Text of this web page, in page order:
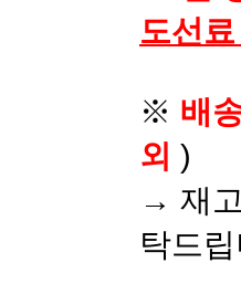
도선
※ 배
외 )
→ 재
탁드